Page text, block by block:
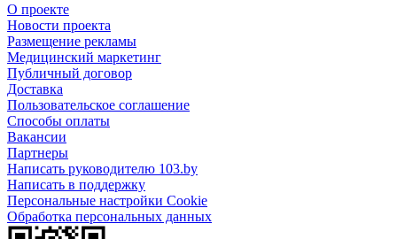
О проекте
Новости проекта
Размещение рекламы
Медицинский маркетинг
Публичный договор
Доставка
Пользовательское соглашение
Способы оплаты
Вакансии
Партнеры
Написать руководителю 103.by
Написать в поддержку
Персональные настройки Cookie
Обработка персональных данных